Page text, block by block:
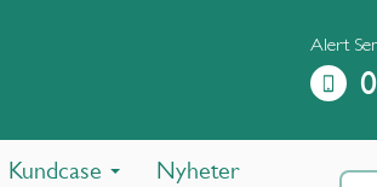
Alert
Kundcase Nyheter